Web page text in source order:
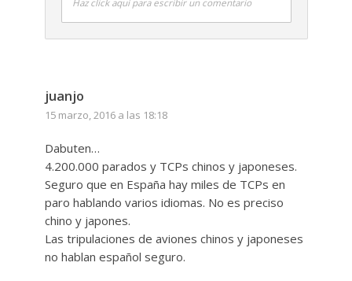
Haz click aquí para escribir un comentario
juanjo
15 marzo, 2016 a las 18:18
Dabuten…
4.200.000 parados y TCPs chinos y japoneses.
Seguro que en España hay miles de TCPs en
paro hablando varios idiomas. No es preciso
chino y japones.
Las tripulaciones de aviones chinos y japoneses
no hablan español seguro.